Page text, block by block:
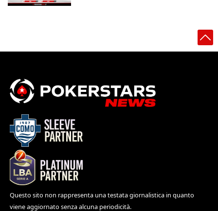
Questo sito non rappresenta una testata giornalistica in quanto
viene aggiornato senza alcuna periodicità.